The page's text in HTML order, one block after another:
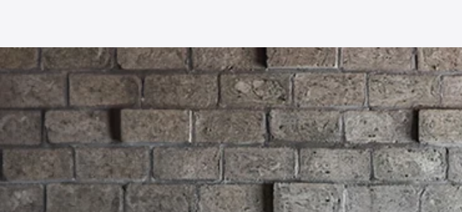
収納家具/シューズラック・下
収納家具/収納棚・ボックス・
収納家具/食器棚・キッチンボ